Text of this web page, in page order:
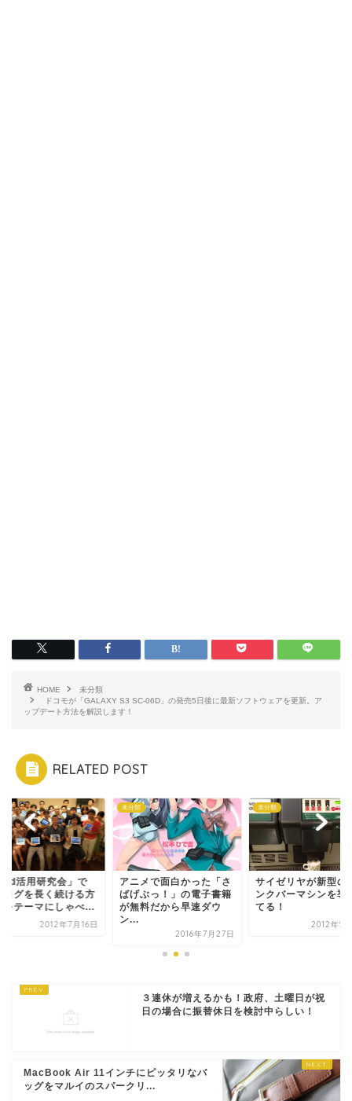
HOME
未分類
ドコモが「GALAXY S3 SC-06D」の発売5日後に最新ソフトウェアを更新。ア
ップデート方法を解説します！
RELATED POST
活用研究会」で
ログを長く続ける方
をテーマにしゃべ...
2012年7月16日
未分類
アニメで面白かった「さ
ばげぶっ！」の電子書籍
が無料だから早速ダウ
ン...
2016年7月27日
未分類
サイゼリヤが新型の
ンクバーマシンを導
てる！
2012年5
３連休が増えるかも！政府、土曜日が祝
日の場合に振替休日を検討中らしい！
MacBook Air 11インチにピッタリなバ
ッグをマルイのスパークリ...